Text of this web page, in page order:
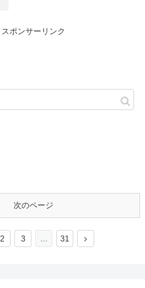
スポンサーリンク
次のページ
2 3 … 31